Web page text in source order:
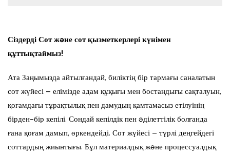
Сіздерді Сот жəне сот қызметкерлері күнімен
құттықтаймыз!
Ата Заңымызда айтылғандай, биліктің бір тармағы саналатын
сот жүйесі – елімізде адам құқығы мен бостандығы сақталуын,
қоғамдағы тұрақтылық пен дамудың қамтамасыз етілуінің
бірден-бір кепілі. Сондай кепілдік пен əділеттілік болғанда
ғана қоғам дамып, өркендейді. Сот жүйесі – түрлі деңгейдегі
соттардың жиынтығы. Бұл материалдық жəне процессуалдық